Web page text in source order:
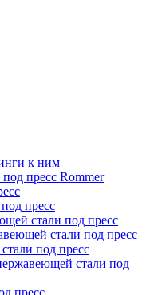
к ним
пресс Rommer
пресс
стали под пресс
стали под пресс
под пресс
стали под
пресс